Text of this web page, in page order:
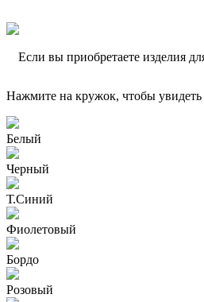
Если вы приобретаете изделия
Нажмите на кружок, чтобы
Белый
Черный
Т.Синий
Фиолетовый
Бордо
Розовый